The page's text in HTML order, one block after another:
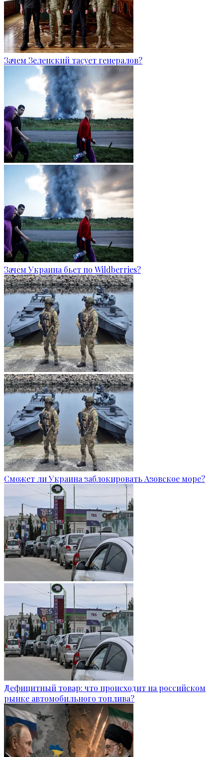
Зачем Зеленский тасует генералов?
Зачем Украина бьет по Wildberries?
Сможет ли Украина заблокировать Азовское море?
Дефицитный товар: что происходит на российском
рынке автомобильного топлива?